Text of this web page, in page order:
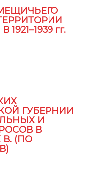
гг.
ГУБЕРНИИ
И
В
В. (ПО